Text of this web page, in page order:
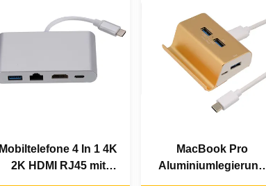
Mobiltelefone 4 In 1 4K
2K HDMI RJ45 mit
MacBook Pro
Aluminiumlegierung